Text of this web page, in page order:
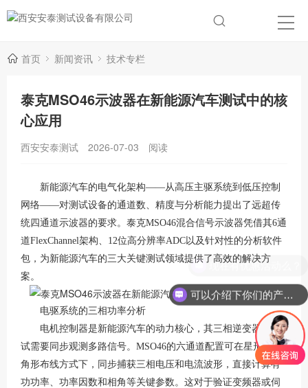
首页 新闻资讯 技术专栏
泰克MSO46示波器在新能源汽车测试中的核
心应用
西安安泰测试 2026-07-03 阅读
新能源汽车的电气化架构——从高压主驱系统到低压控制
网络——对测试设备的通道数、精度与分析能力提出了远超传
统四通道示波器的要求。泰克MSO46混合信号示波器凭借其6通
道FlexChannel架构、12位高分辨率ADC以及针对性的分析软件
包，为新能源汽车的三大关键测试领域提供了高效的解决方
案。
电驱系统的三相功率分析
电机控制器是新能源汽车的动力核心，其三相逆变器的测
试需要同步观测多路信号。 MSO46的六通道配置可在星形或三
角形布线方式下，同步捕获三相电压和电流波形，直接计算有
功功率、功率因数和相角等关键参数。这对于验证变频器或伺
可以介绍下你们的产品么？
现在有优惠活动么？